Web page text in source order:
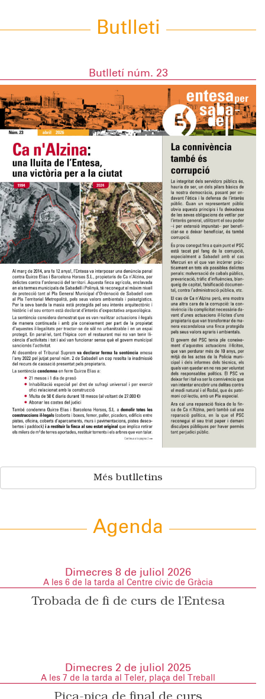
Butlleti
Butlletí núm. 23
Més butlletins
Agenda
Dimecres 8 de juliol 2026
A les 6 de la tarda al Centre cívic de Gràcia
Trobada de fi de curs de l’Entesa
Dimecres 2 de juliol 2025
A les 7 de la tarda al Teler, plaça del Treball